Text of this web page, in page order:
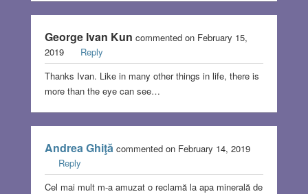
George Ivan Kun commented on February 15,
2019
Reply
Thanks Ivan. Like in many other things in life, there is
more than the eye can see…
Andrea Ghiţăcommented on February 14, 2019
Reply
Cel mai mult m-a amuzat o reclamă la apa minerală de